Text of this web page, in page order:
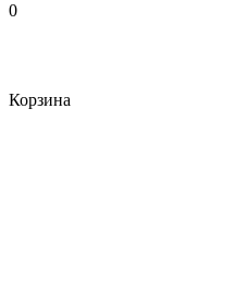
0
Корзина